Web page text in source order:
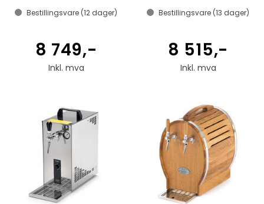
Bestillingsvare (12 dager)
8 749,-
Inkl. mva
Bestillingsvare (13 dager)
8 515,-
Inkl. mva